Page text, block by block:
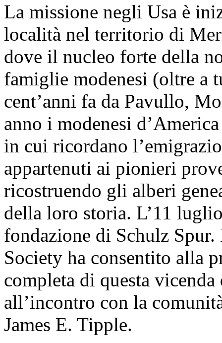
La missione negli Usa è
località nel territorio di
dove il nucleo forte della
famiglie modenesi (oltre a
cent’anni fa da Pavullo,
anno i modenesi
in cui ricordano
appartenuti ai pionieri
ricostruendo gli alberi
della loro storia. L’11
fondazione di Schulz
Society ha consentito alla
completa di questa
all’incontro con la
James E. Tipple.